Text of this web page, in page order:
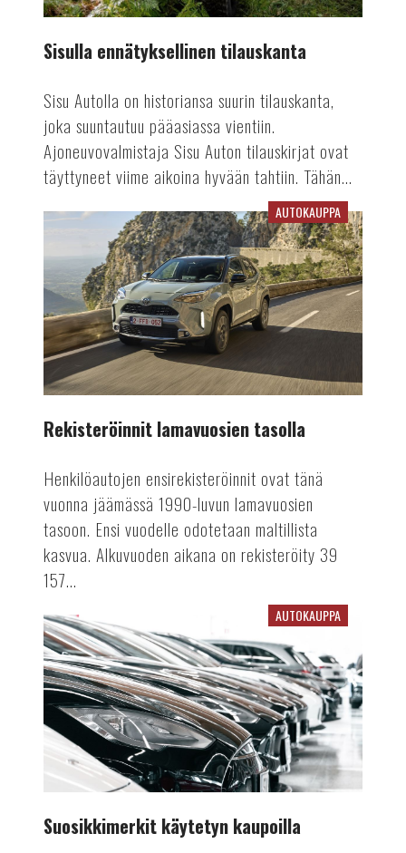
Sisulla ennätyksellinen tilauskanta
Sisu Autolla on historiansa suurin tilauskanta,
joka suuntautuu pääasiassa vientiin.
Ajoneuvovalmistaja Sisu Auton tilauskirjat ovat
täyttyneet viime aikoina hyvään tahtiin. Tähän...
Rekisteröinnit
lamavuosien
tasolla
AUTOKAUPPA
Rekisteröinnit lamavuosien tasolla
Henkilöautojen ensirekisteröinnit ovat tänä
vuonna jäämässä 1990-luvun lamavuosien
tasoon. Ensi vuodelle odotetaan maltillista
kasvua. Alkuvuoden aikana on rekisteröity 39
157...
Suosikkimerkit
käytetyn
kaupoilla
AUTOKAUPPA
Suosikkimerkit käytetyn kaupoilla